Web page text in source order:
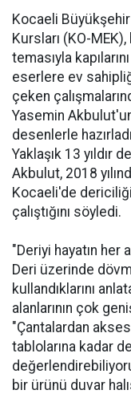
Kocaeli
Kursları (KO-
temasıyla
eserlere ev
çeken
Yasemin
desenlerle
Yaklaşık 13 yıldır
Akbulut, 2018
Kocaeli'de
çalıştığını söyledi.
"Deriyi hayatın her
Deri üzerinde
kullandıklarını
alanlarının çok
"Çantalardan
tablolarına kadar
bir ürünü duvar